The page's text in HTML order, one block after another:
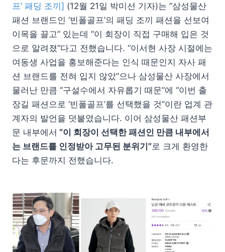
프’ 패딩 조끼] (12월 21일 박미선 기자)는 “삼성물산
패션 브랜드인 ‘빈폴골프’의 패딩 조끼 패션을 선보여
이목을 끌고” 있는데 “이 회장이 직접 구매해 입은 것
으로 알려졌”다고 전했습니다. “이서현 사장 시절에는
여동생 사업을 홍보해준다는 인식 때문인지 자사 패
션 브랜드를 전혀 입지 않았”으나 삼성물산 사장에서
물러난 만큼 “구설수에서 자유롭기 때문”에 “이번 출
장길 패션으로 ‘빈폴골프’를 선택했을 것”이란 업계 관
계자의 발언을 덧붙였습니다. 이어 삼성물산 패션부
문 내부에서 “이 회장이 선택한 패션인 만큼 내부에서
는 브랜드를 인정받아 고무된 분위기”로 크게 환영한
다는 후문까지 전했습니다.